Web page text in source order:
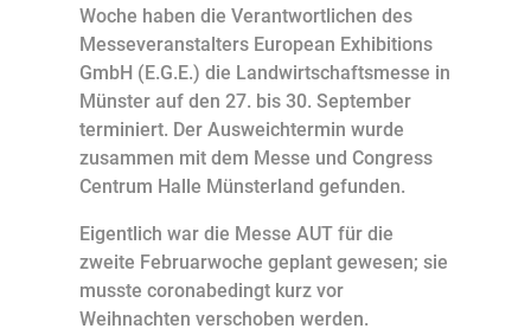
Woche haben die Verantwortlichen des
Messeveranstalters European Exhibitions
GmbH (E.G.E.) die Landwirtschaftsmesse in
Münster auf den 27. bis 30. September
terminiert. Der Ausweichtermin wurde
zusammen mit dem Messe und Congress
Centrum Halle Münsterland gefunden.
Eigentlich war die Messe AUT für die
zweite Februarwoche geplant gewesen; sie
musste coronabedingt kurz vor
Weihnachten verschoben werden.